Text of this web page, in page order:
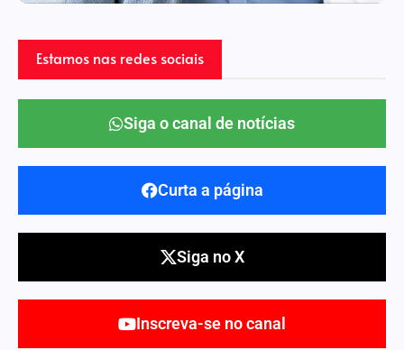
Estamos nas redes sociais
Siga o canal de notícias
Curta a página
Siga no X
Inscreva-se no canal